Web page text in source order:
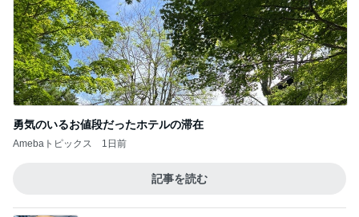
勇気のいるお値段だったホテルの滞在
Amebaトピックス 1日前
記事を読む